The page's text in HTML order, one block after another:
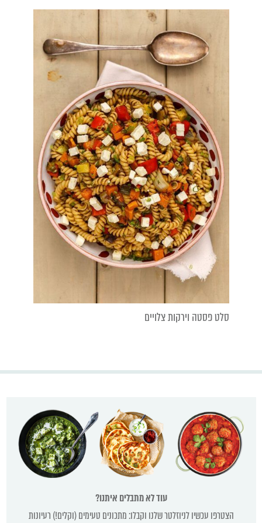
סלט פסטה וירקות צלויים
עוד לא מתבלים איתנו?
הצטרפו עכשיו לניוזלטר שלנו וקבלו: מתכונים טעימים (וקלים!) רעיונות